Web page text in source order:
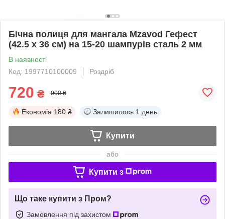
Бічна полиця для мангала Mzavod Гефест
(42.5 х 36 см) на 15-20 шампурів сталь 2 мм
В наявності
Код: 1997710100009
Роздріб
720 ₴ 900 ₴
Економія 180 ₴ Залишилось 1 день
Купити
або
Купити з
Що таке купити з Пром?
Замовлення під захистом